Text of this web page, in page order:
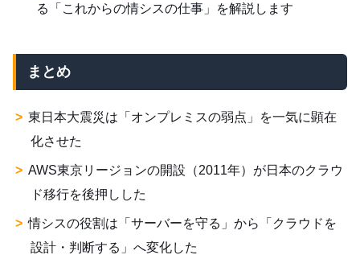
る「これからの情シスの仕事」を解説します
まとめ
東日本大震災は「オンプレミスの弱点」を一気に顕在
化させた
AWS東京リージョンの開設（2011年）が日本のクラウ
ド移行を後押しした
情シスの役割は「サーバーを守る」から「クラウドを
設計・判断する」へ変化した